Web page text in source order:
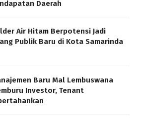
Daerah
Air Hitam Berpotensi Jadi
Publik Baru di Kota Samarinda
Baru Mal Lembuswana
Investor, Tenant